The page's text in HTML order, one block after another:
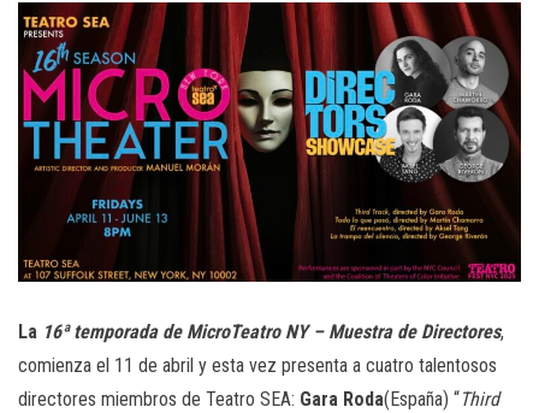
La 16ª temporada de MicroTeatro NY – Muestra de Directores,
comienza el 11 de abril y esta vez presenta a cuatro talentosos
directores miembros de Teatro SEA: Gara Roda(España) “Third